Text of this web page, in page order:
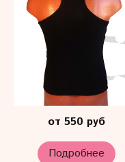
от 550 руб
Подробнее